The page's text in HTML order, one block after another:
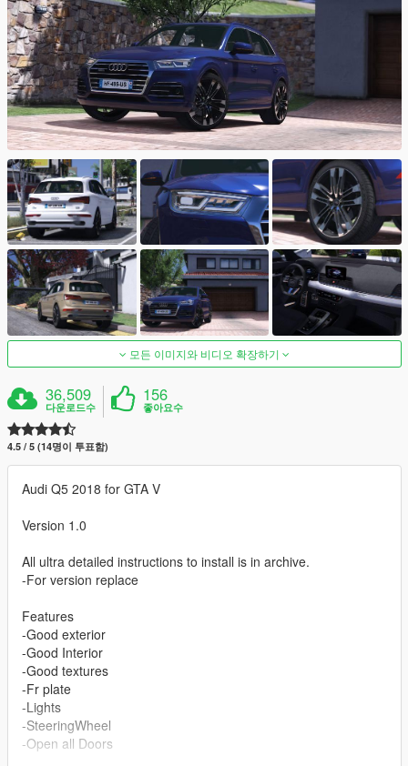
모든 이미지와 비디오 확장하기
36,509
다운로드수
156
좋아요수
4.5 / 5 (14명이 투표함)
Audi Q5 2018 for GTA V
Version 1.0
All ultra detailed instructions to install is in archive.
-For version replace
Features
-Good exterior
-Good Interior
-Good textures
-Fr plate
-Lights
-SteeringWheel
-Open all Doors